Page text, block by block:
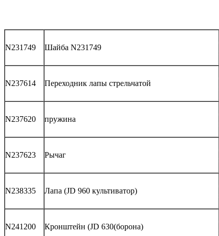
N231749 Шайба N231749
N237614 Переходник лапы стрельчатой
N237620 пружина
N237623 Рычаг
N238335 Лапа (JD 960 культиватор)
N241200 Кронштейн (JD 630(борона)